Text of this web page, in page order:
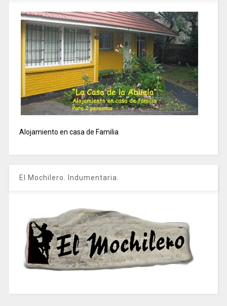
Alojamiento en casa de Familia
El Mochilero. Indumentaria.